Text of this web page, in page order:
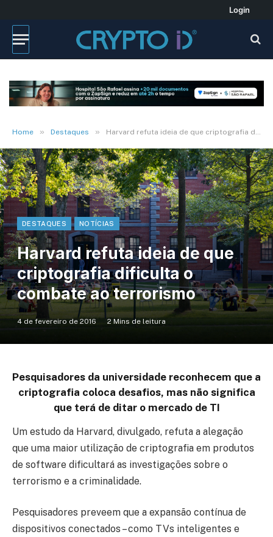
Login
Home » Destaques » Harvard refuta ideia de que criptografia dificulta o combate ao terrorismo
DESTAQUES NOTÍCIAS
Harvard refuta ideia de que
criptografia dificulta o
combate ao terrorismo
4 de fevereiro de 2016 2 Mins de leitura
Pesquisadores da universidade reconhecem que a
criptografia coloca desafios, mas não significa
que terá de ditar o mercado de TI
Um estudo da Harvard, divulgado, refuta a alegação
que uma maior utilização de criptografia em produtos
de software dificultará as investigações sobre o
terrorismo e a criminalidade.
Pesquisadores preveem que a expansão contínua de
dispositivos conectados – como TVs inteligentes e